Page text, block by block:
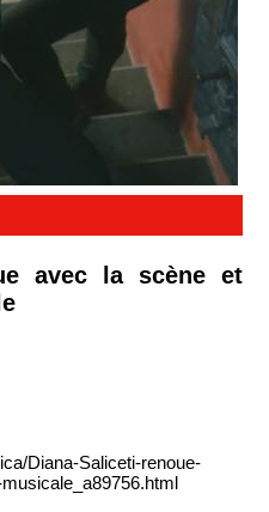
avec la scène et
Diana-Saliceti-renoue-